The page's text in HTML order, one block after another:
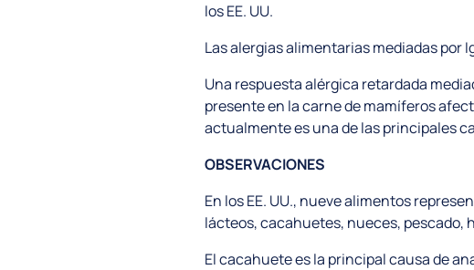
los EE. UU.
Las alergias alimentarias mediadas por
Una respuesta alérgica retardada
presente en la carne de mamíferos
actualmente es una de las principales
OBSERVACIONES
En los EE. UU., nueve alimentos
lácteos, cacahuetes, nueces, pescado,
El cacahuete es la principal causa de